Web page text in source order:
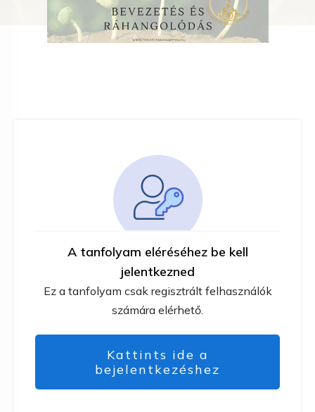
A tanfolyam eléréséhez be kell
jelentkezned
Ez a tanfolyam csak regisztrált felhasználók
számára elérhető.
Kattints ide a
bejelentkezéshez